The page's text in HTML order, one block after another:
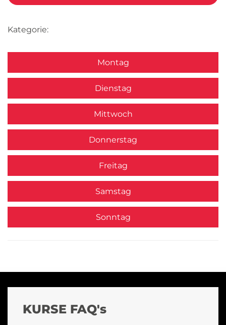
Kategorie:
Montag
Dienstag
Mittwoch
Donnerstag
Freitag
Samstag
Sonntag
KURSE FAQ's